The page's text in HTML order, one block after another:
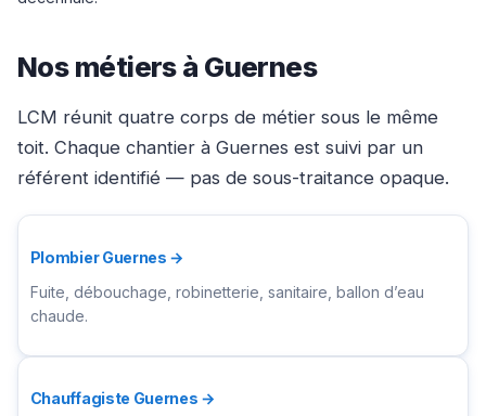
Nos métiers à Guernes
LCM réunit quatre corps de métier sous le même
toit. Chaque chantier à Guernes est suivi par un
référent identifié — pas de sous-traitance opaque.
Plombier Guernes →
Fuite, débouchage, robinetterie, sanitaire, ballon d’eau
chaude.
Chauffagiste Guernes →